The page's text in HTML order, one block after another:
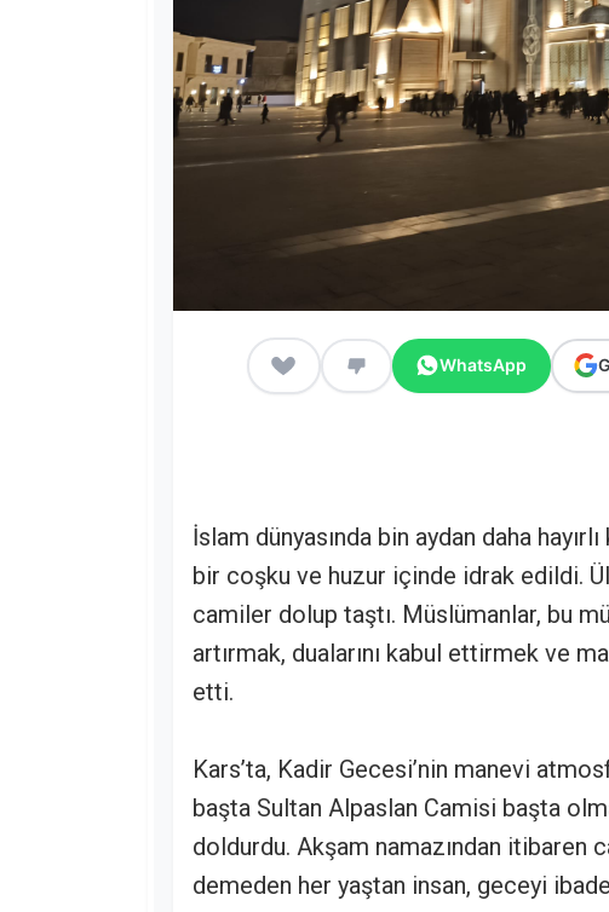
WhatsApp
İslam dünyasında bin aydan daha
bir coşku ve huzur içinde idrak edildi.
camiler dolup taştı. Müslümanlar, bu
artırmak, dualarını kabul ettirmek ve
etti.
Kars’ta, Kadir Gecesi’nin manevi
başta Sultan Alpaslan Camisi başta
doldurdu. Akşam namazından itibaren
demeden her yaştan insan, geceyi